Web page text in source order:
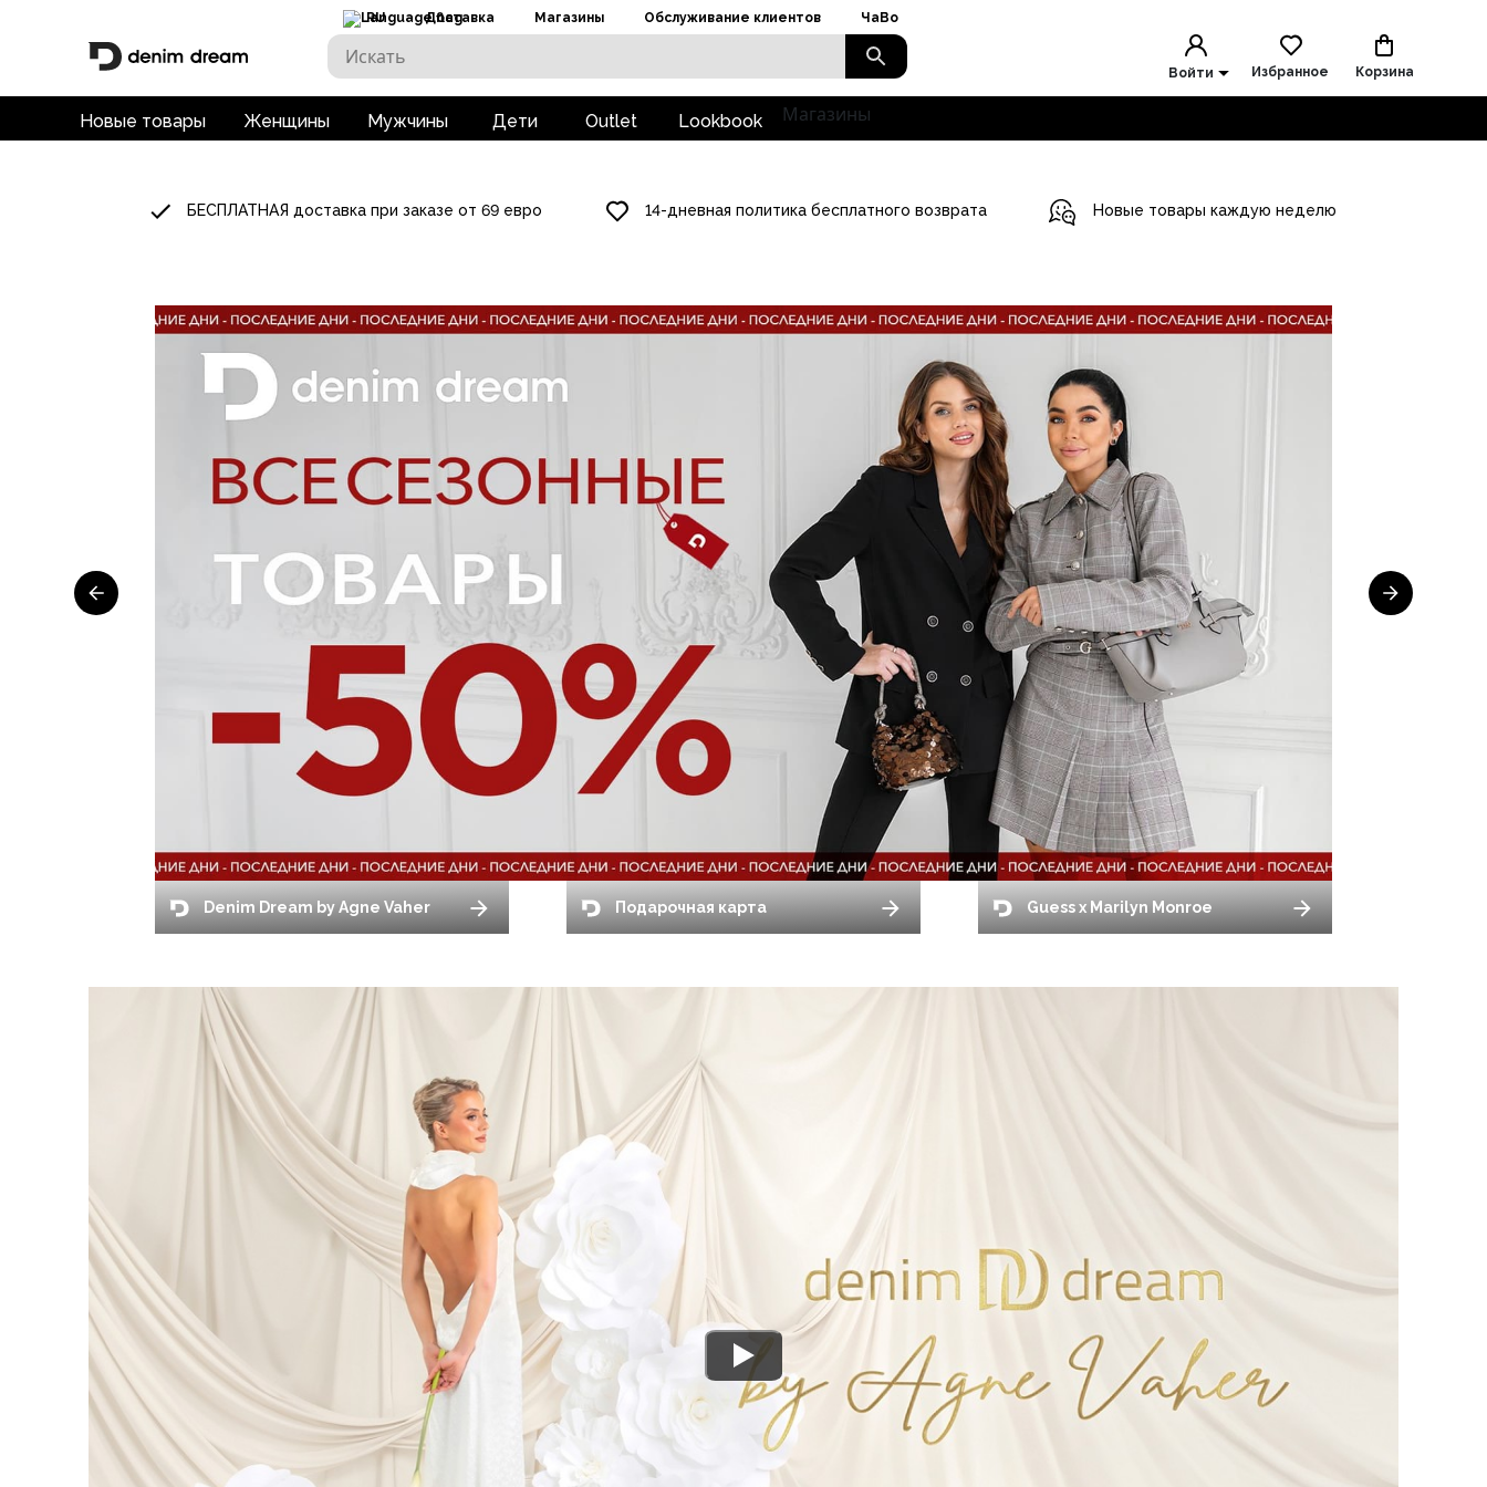
RU Доставка Магазины Обслуживание клиентов ЧаВо
Войти Избранное Корзина
Новые товары Женщины Мужчины Дети Outlet Lookbook Магазины
БЕСПЛАТНАЯ доставка при заказе от 69 евро 14-дневная политика бесплатного возврата Новые товары каждую неделю
Denim Dream by Agne Vaher Подарочная карта Guess x Marilyn Monroe